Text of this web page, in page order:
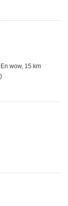
wow, 15 km